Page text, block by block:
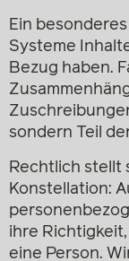
Ein
Systeme
Bezug haben.
sondern Teil
Rechtlich stellt
Konstellation:
ihre
eine Person.